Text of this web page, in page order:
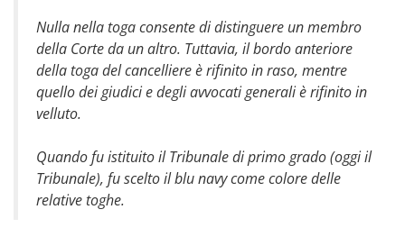
Nulla nella toga consente di distinguere un membro
della Corte da un altro. Tuttavia, il bordo anteriore
della toga del cancelliere è rifinito in raso, mentre
quello dei giudici e degli avvocati generali è rifinito in
velluto.
Quando fu istituito il Tribunale di primo grado (oggi il
Tribunale), fu scelto il blu navy come colore delle
relative toghe.